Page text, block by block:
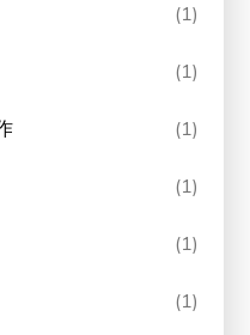
(1)
(1)
(1)
(1)
(1)
(1)